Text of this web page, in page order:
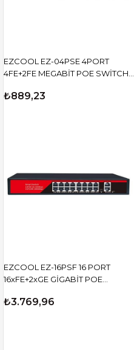
EZCOOL EZ-04PSE 4PORT
4FE+2FE MEGABİT POE SWİTCH
₺889,23
EZCOOL EZ-16PSF 16 PORT
16xFE+2xGE GİGABİT POE
₺3.769,96